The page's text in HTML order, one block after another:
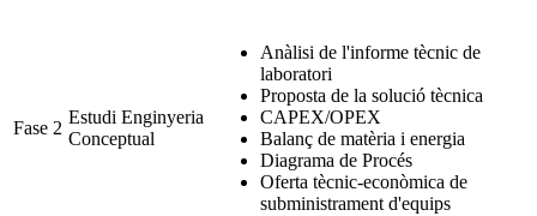
Fase 2
Estudi Enginyeria
Conceptual
Anàlisi de l'informe tècnic de
laboratori
Proposta de la solució tècnica
CAPEX/OPEX
Balanç de matèria i energia
Diagrama de Procés
Oferta tècnic-econòmica de
subministrament d'equips